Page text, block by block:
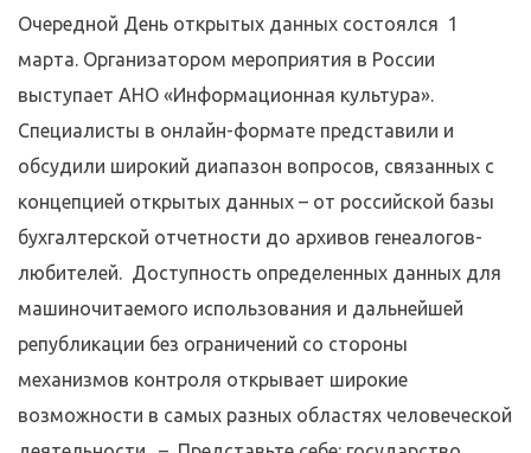
Очередной День открытых данных состоялся 1
марта. Организатором мероприятия в России
выступает АНО «Информационная культура».
Специалисты в онлайн-формате представили и
обсудили широкий диапазон вопросов, связанных с
концепцией открытых данных – от российской базы
бухгалтерской отчетности до архивов генеалогов-
любителей. Доступность определенных данных для
машиночитаемого использования и дальнейшей
републикации без ограничений со стороны
механизмов контроля открывает широкие
возможности в самых разных областях человеческой